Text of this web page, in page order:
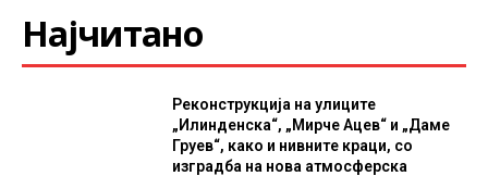
Најчитано
Реконструкција на улиците
„Илинденска“, „Мирче Ацев“ и „Даме
Груев“, како и нивните краци, со
изградба на нова атмосферска